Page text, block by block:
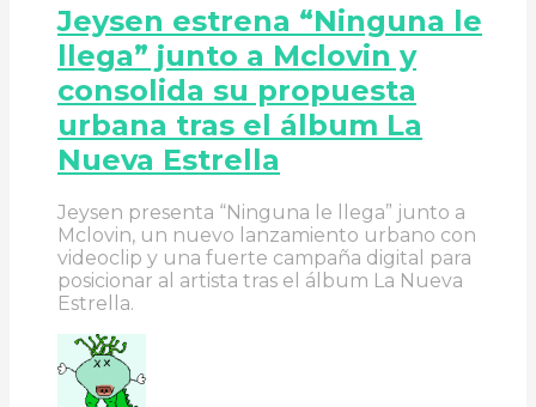
Jeysen estrena “Ninguna le
llega” junto a Mclovin y
consolida su propuesta
urbana tras el álbum La
Nueva Estrella
Jeysen presenta “Ninguna le llega” junto a
Mclovin, un nuevo lanzamiento urbano con
videoclip y una fuerte campaña digital para
posicionar al artista tras el álbum La Nueva
Estrella.